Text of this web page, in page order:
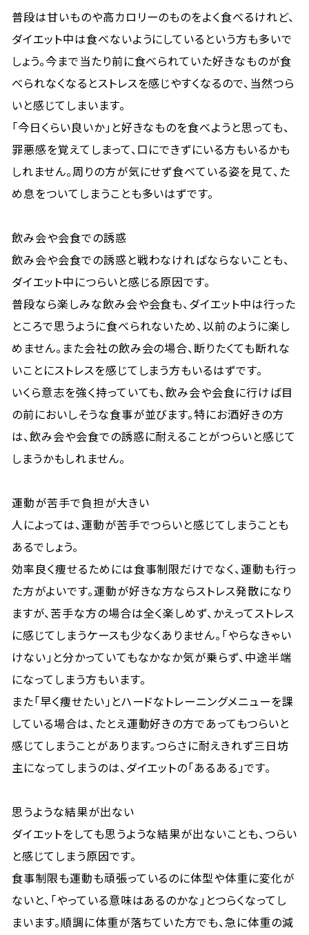
普段は甘いものや高カロリーのものをよく食べるけれど、
ダイエット中は食べないようにしているという方も多いで
しょう。今まで当たり前に食べられていた好きなものが食
べられなくなるとストレスを感じやすくなるので、当然つら
いと感じてしまいます。
「今日くらい良いか」と好きなものを食べようと思っても、
罪悪感を覚えてしまって、口にできずにいる方もいるかも
しれません。周りの方が気にせず食べている姿を見て、た
め息をついてしまうことも多いはずです。
飲み会や会食での誘惑
飲み会や会食での誘惑と戦わなければならないことも、
ダイエット中につらいと感じる原因です。
普段なら楽しみな飲み会や会食も、ダイエット中は行った
ところで思うように食べられないため、以前のように楽し
めません。また会社の飲み会の場合、断りたくても断れな
いことにストレスを感じてしまう方もいるはずです。
いくら意志を強く持っていても、飲み会や会食に行けば目
の前においしそうな食事が並びます。特にお酒好きの方
は、飲み会や会食での誘惑に耐えることがつらいと感じて
しまうかもしれません。
運動が苦手で負担が大きい
人によっては、運動が苦手でつらいと感じてしまうことも
あるでしょう。
効率良く痩せるためには食事制限だけでなく、運動も行っ
た方がよいです。運動が好きな方ならストレス発散になり
ますが、苦手な方の場合は全く楽しめず、かえってストレス
に感じてしまうケースも少なくありません。「やらなきゃい
けない」と分かっていてもなかなか気が乗らず、中途半端
になってしまう方もいます。
また「早く痩せたい」とハードなトレーニングメニューを課
している場合は、たとえ運動好きの方であってもつらいと
感じてしまうことがあります。つらさに耐えきれず三日坊
主になってしまうのは、ダイエットの「あるある」です。
思うような結果が出ない
ダイエットをしても思うような結果が出ないことも、つらい
と感じてしまう原因です。
食事制限も運動も頑張っているのに体型や体重に変化が
ないと、「やっている意味はあるのかな」とつらくなってし
まいます。順調に体重が落ちていた方でも、急に体重の減